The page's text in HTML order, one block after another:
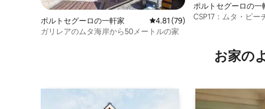
ポルトセグーロの一軒家 レビュー79件、5つ星中4.81つ星
4.81 (79)
ガリレアのムタ海岸から50メートルの家
ポルトセグーロの一
CSP17：ムタ・ビー
お家の